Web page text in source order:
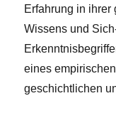
Erfahrung in
Wissens und
eines
geschichtlichen